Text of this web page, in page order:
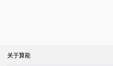
关于算能